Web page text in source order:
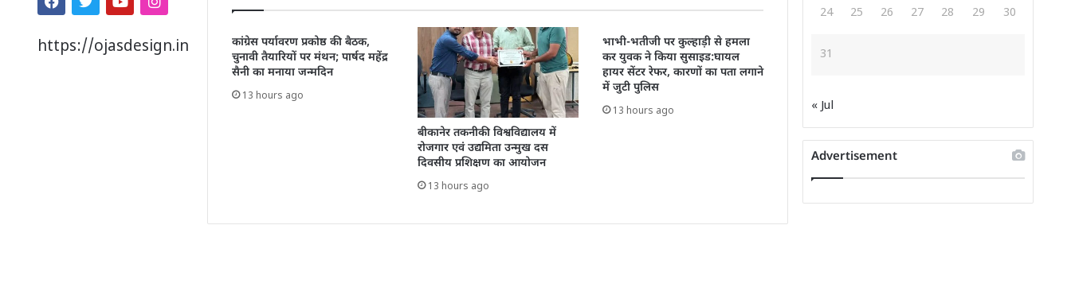
https://ojasdesign.in
कांग्रेस पर्यावरण प्रकोष्ठ की बैठक,
चुनावी तैयारियों पर मंथन; पार्षद महेंद्र
सैनी का मनाया जन्मदिन
13 hours ago
बीकानेर तकनीकी विश्वविद्यालय में
रोजगार एवं उद्यमिता उन्मुख दस
दिवसीय प्रशिक्षण का आयोजन
13 hours ago
भाभी-भतीजी पर कुल्हाड़ी से हमला
कर युवक ने किया सुसाइड:घायल
हायर सेंटर रेफर, कारणों का पता लगाने
में जुटी पुलिस
13 hours ago
24 25 26 27 28 29 30
31
« Jul
Advertisement